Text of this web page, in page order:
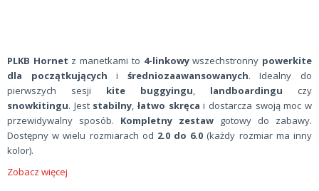
PLKB Hornet z manetkami to 4-linkowywszechstronny powerkite
dla początkujących i średniozaawansowanych. Idealny do
pierwszych sesji kite buggyingu, landboardingu czy
snowkitingu. Jest stabilny, łatwo skręca i dostarcza swoją moc w
przewidywalny sposób. Kompletny zestaw gotowy do zabawy.
Dostępny w wielu rozmiarach od 2.0 do 6.0 (każdy rozmiar ma inny
kolor).
Zobacz więcej